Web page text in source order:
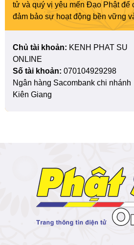
tử và quý vị yêu mến Đạo Phật để
đảm bảo sự hoạt động bền vững
Chủ tài khoản: KENH PHAT SU
ONLINE
Số tài khoản: 070104929298
Ngân hàng Sacombank chi nhánh
Kiên Giang